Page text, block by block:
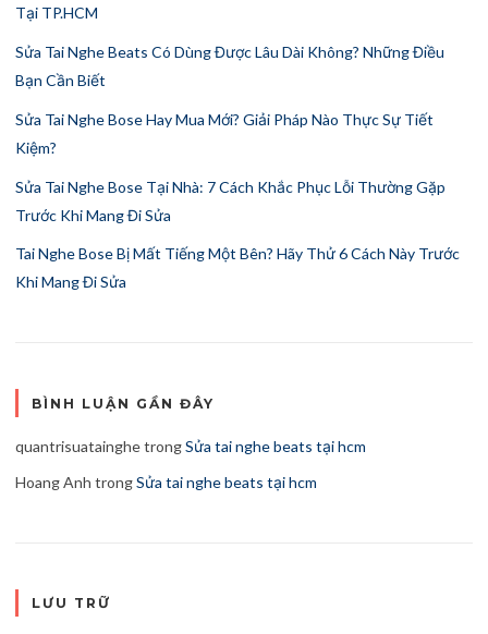
Tại TP.HCM
Sửa Tai Nghe Beats Có Dùng Được Lâu Dài Không? Những Điều
Bạn Cần Biết
Sửa Tai Nghe Bose Hay Mua Mới? Giải Pháp Nào Thực Sự Tiết
Kiệm?
Sửa Tai Nghe Bose Tại Nhà: 7 Cách Khắc Phục Lỗi Thường Gặp
Trước Khi Mang Đi Sửa
Tai Nghe Bose Bị Mất Tiếng Một Bên? Hãy Thử 6 Cách Này Trước
Khi Mang Đi Sửa
BÌNH LUẬN GẦN ĐÂY
quantrisuatainghetrongSửa tai nghe beats tại hcm
Hoang Anh trongSửa tai nghe beats tại hcm
LƯU TRỮ